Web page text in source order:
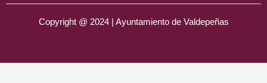
Copyright @ 2024 | Ayuntamiento de Valdepeñas